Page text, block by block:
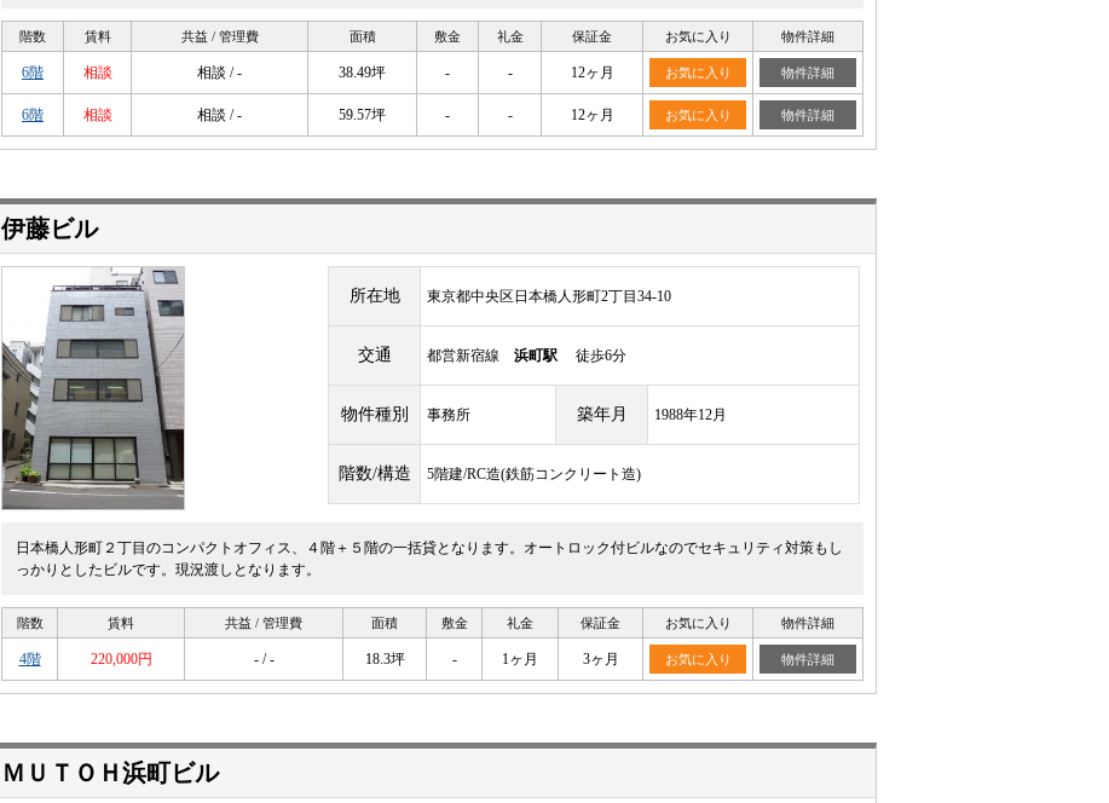
階数 賃料 共益 / 管理費 面積 敷金 礼金 保証金 お気に入り 物件詳細
6階 相談 相談 / - 38.49坪 - - 12ヶ月 お気に入り 物件詳細
6階 相談 相談 / - 59.57坪 - - 12ヶ月 お気に入り 物件詳細
伊藤ビル
所在地 東京都中央区日本橋人形町2丁目34-10
交通 都営新宿線 浜町駅 徒歩6分
物件種別 事務所 築年月 1988年12月
階数/構造 5階建/RC造(鉄筋コンクリート造)
日本橋人形町２丁目のコンパクトオフィス、４階＋５階の一括貸となります。オートロック付ビルなのでセキュリティ対策もし
っかりとしたビルです。現況渡しとなります。
階数 賃料 共益 / 管理費 面積 敷金 礼金 保証金 お気に入り 物件詳細
4階 220,000円 - / - 18.3坪 - 1ヶ月 3ヶ月 お気に入り 物件詳細
ＭＵＴＯＨ浜町ビル